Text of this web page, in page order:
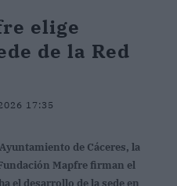
elige
de la Red
17:35
de Cáceres, la
Mapfre firman el
el desarrollo de la sede en